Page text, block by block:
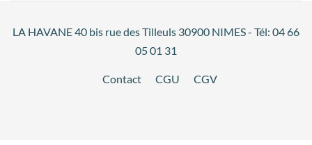
LA HAVANE 40 bis rue des Tilleuls 30900 NIMES - Tél: 04 66
05 01 31
Contact CGU CGV